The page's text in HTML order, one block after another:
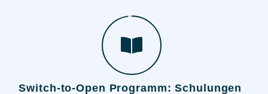
Switch-to-Open Programm: Schulungen